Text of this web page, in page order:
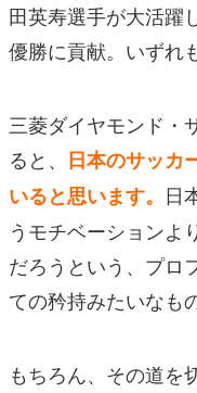
田英寿選手が大活躍
優勝に貢献。いずれ
三菱ダイヤモンド・
ると、 日本のサッカ
いると思います。 日
うモチベーションよ
だろうという、プロ
ての矜持みたいなも
もちろん、その道を